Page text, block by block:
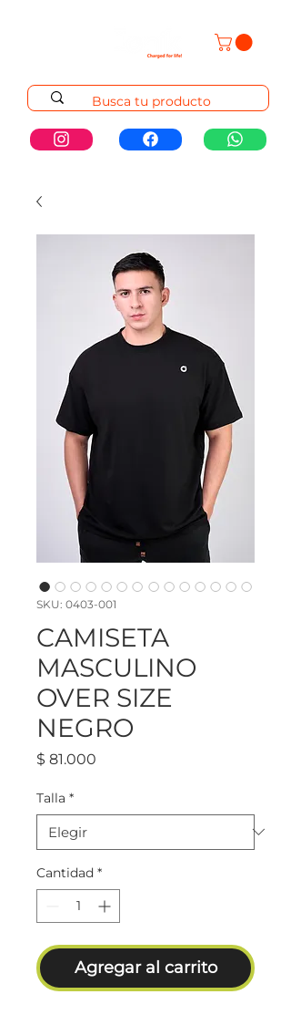
SKU: 0403-001
CAMISETA
MASCULINO
OVER SIZE
NEGRO
$ 81.000
Talla *
Cantidad *
Agregar al carrito